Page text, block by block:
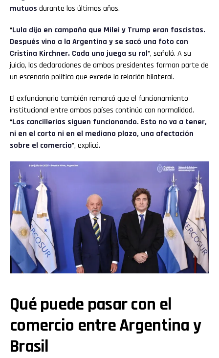
mutuos durante los últimos años.
“Lula dijo en campaña que Milei y Trump eran fascistas.
Después vino a la Argentina y se sacó una foto con
Cristina Kirchner. Cada uno juega su rol”, señaló. A su
juicio, las declaraciones de ambos presidentes forman parte de
un escenario político que excede la relación bilateral.
El exfuncionario también remarcó que el funcionamiento
institucional entre ambos países continúa con normalidad.
“Las cancillerías siguen funcionando. Esto no va a tener,
ni en el corto ni en el mediano plazo, una afectación
sobre el comercio”, explicó.
Qué puede pasar con el
comercio entre Argentina y
Brasil